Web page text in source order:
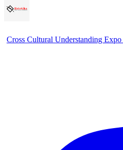
Cross Cultural Understanding